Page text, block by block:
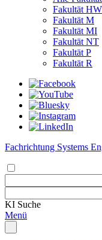
Fakultät HW
Fakultät M
Fakultät MI
Fakultät NT
Fakultät P
Fakultät R
Fachrichtung Systems
KI Suche
Menü